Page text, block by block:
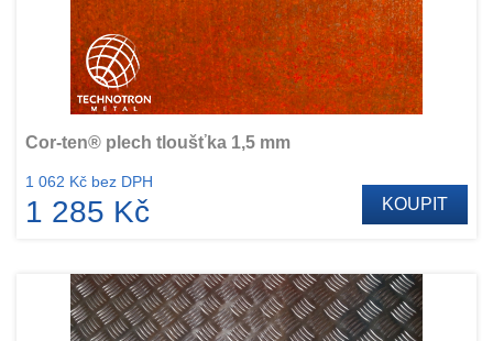
Cor-ten® plech tloušťka 1,5 mm
1 062 Kč bez DPH
1 285 Kč KOUPIT